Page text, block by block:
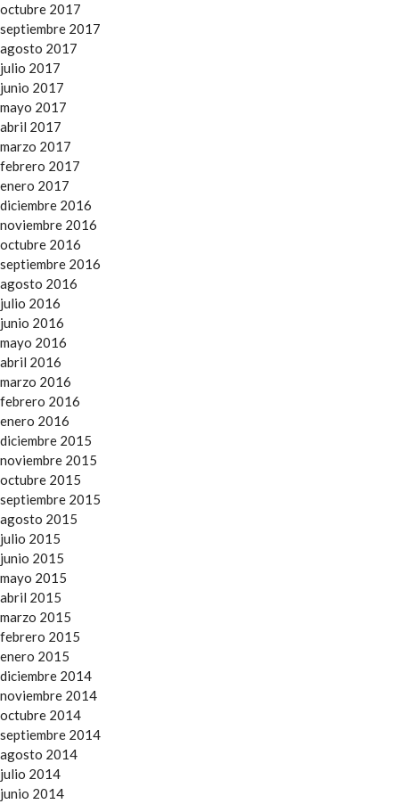
octubre 2017
septiembre 2017
agosto 2017
julio 2017
junio 2017
mayo 2017
abril 2017
marzo 2017
febrero 2017
enero 2017
diciembre 2016
noviembre 2016
octubre 2016
septiembre 2016
agosto 2016
julio 2016
junio 2016
mayo 2016
abril 2016
marzo 2016
febrero 2016
enero 2016
diciembre 2015
noviembre 2015
octubre 2015
septiembre 2015
agosto 2015
julio 2015
junio 2015
mayo 2015
abril 2015
marzo 2015
febrero 2015
enero 2015
diciembre 2014
noviembre 2014
octubre 2014
septiembre 2014
agosto 2014
julio 2014
junio 2014